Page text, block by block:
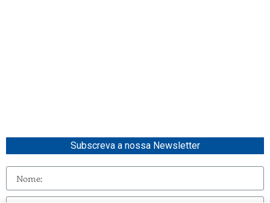
Subscreva a nossa Newsletter